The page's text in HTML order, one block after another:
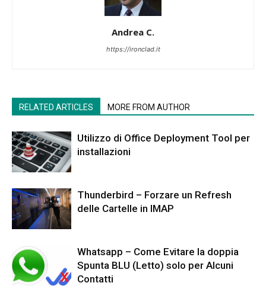
Andrea C.
https://ironclad.it
RELATED ARTICLES MORE FROM AUTHOR
Utilizzo di Office Deployment Tool per
installazioni
Thunderbird – Forzare un Refresh
delle Cartelle in IMAP
Whatsapp – Come Evitare la doppia
Spunta BLU (Letto) solo per Alcuni
Contatti